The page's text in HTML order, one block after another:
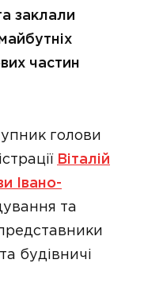
заклали
частин
голови
Віталій
Івано-
та
будівничі